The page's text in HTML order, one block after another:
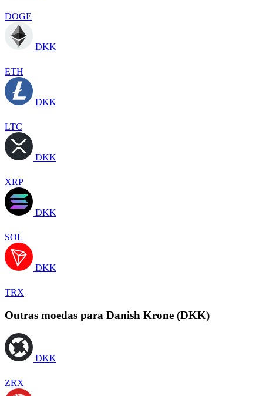
DOGE
DKK
ETH
DKK
LTC
DKK
XRP
DKK
SOL
DKK
TRX
Outras moedas para Danish Krone (DKK)
DKK
ZRX